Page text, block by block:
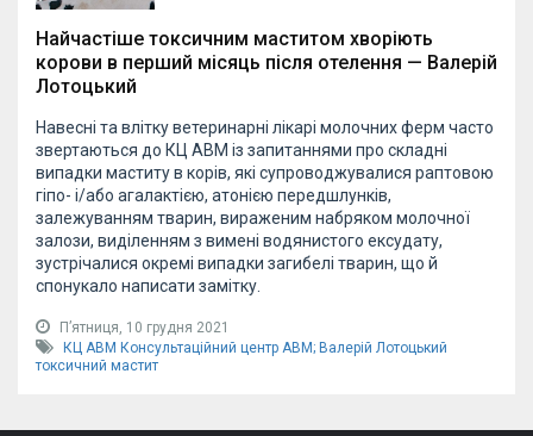
Найчастіше токсичним маститом хворіють
корови в перший місяць після отелення — Валерій
Лотоцький
Навесні та влітку ветеринарні лікарі молочних ферм часто
звертаються до КЦ АВМ із запитаннями про складні
випадки маститу в корів, які супроводжувалися раптовою
гіпо- і/або агалактією, атонією передшлунків,
залежуванням тварин, вираженим набряком молочної
залози, виділенням з вимені водянистого ексудату,
зустрічалися окремі випадки загибелі тварин, що й
спонукало написати замітку.
Пʼятниця, 10 грудня 2021
КЦ АВМ Консультаційний центр АВМ; Валерій Лотоцький
токсичний мастит